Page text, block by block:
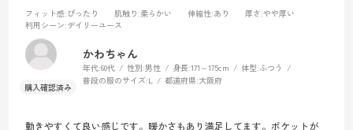
フィット感:ぴったり 肌触り :柔らかい 伸縮性:あり 厚さ:やや厚い
利用シーン:デイリーユース
かわちゃん
年代:60代 性別:男性 身長:171～175cm 体型:ふつう
普段の服のサイズ:L 都道府県:大阪府
動きやすくて良い感じです。暖かさもあり満足してます。ポケットが